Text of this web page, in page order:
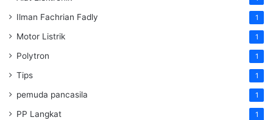
Ilman Fachrian Fadly 1
Motor Listrik 1
Polytron 1
Tips 1
pemuda pancasila 1
PP Langkat 1